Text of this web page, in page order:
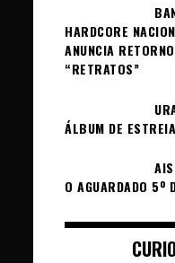
HARDCORE
ANUNCIA
“RETRATOS”
ÁLBUM DE
O AGUARDADO 5º